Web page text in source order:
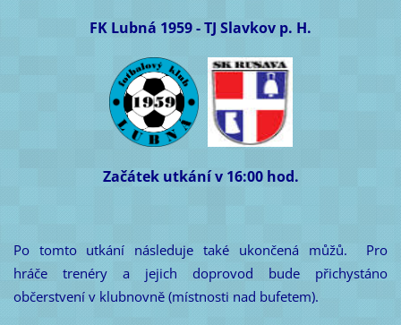
FK Lubná 1959 - TJ Slavkov p. H.
Začátek utkání v 16:00 hod.
Po tomto utkání následuje také ukončená můžů. Pro
hráče trenéry a jejich doprovod bude přichystáno
občerstvení v klubnovně (místnosti nad bufetem).